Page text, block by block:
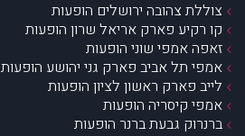
צוללת צהובה ירושלים הופעות
קו רקיע פארק אריאל שרון הופעות
זאפה אמפי שוני הופעות
אמפי תל אביב פארק גני יהושע הופעות
לייב פארק ראשון לציון הופעות
אמפי קיסריה הופעות
ברנרוק גבעת ברנר הופעות